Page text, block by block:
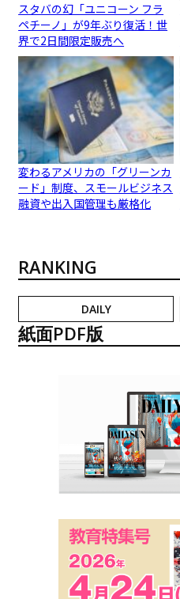
スタバの幻「ユニコーン フラ
ペチーノ」が9年ぶり復活！世
界で2日間限定販売へ
変わるアメリカの「グリーンカ
ード」制度、スモールビジネス
融資や出入国管理も厳格化
RANKING
DAILY
紙面PDF版